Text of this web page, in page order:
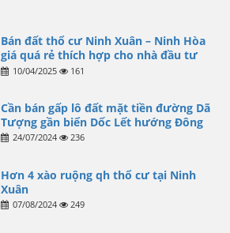
Bán đất thổ cư Ninh Xuân – Ninh Hòa
giá quá rẻ thích hợp cho nhà đầu tư
10/04/2025 161
Cần bán gấp lô đất mặt tiền đường Dã
Tượng gần biển Dốc Lết hướng Đông
24/07/2024 236
Hơn 4 xào ruộng qh thổ cư tại Ninh
Xuân
07/08/2024 249